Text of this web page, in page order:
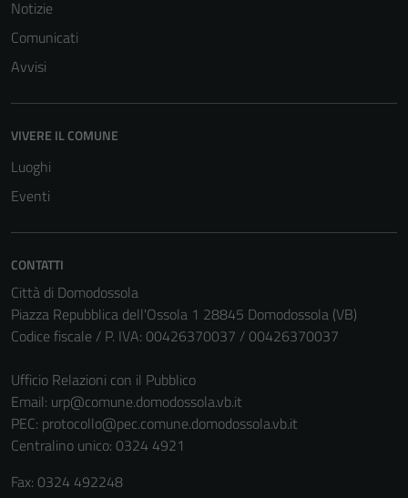
Notizie
Comunicati
Avvisi
VIVERE IL COMUNE
Luoghi
Eventi
CONTATTI
Città di Domodossola
Piazza Repubblica dell'Ossola 1 28845 Domodossola (VB)
Codice fiscale / P. IVA: 00426370037 / 00426370037
Ufficio Relazioni con il Pubblico
Email: urp@comune.domodossola.vb.it
PEC: protocollo@pec.comune.domodossola.vb.it
Centralino unico: 0324 4921
Fax: 0324 492248
non raccolgono
informazioni